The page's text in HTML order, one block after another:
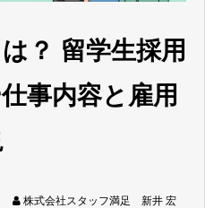
談窓口
？ 留学生採用
事内容と雇用
株式会社スタッフ満足 新井 宏